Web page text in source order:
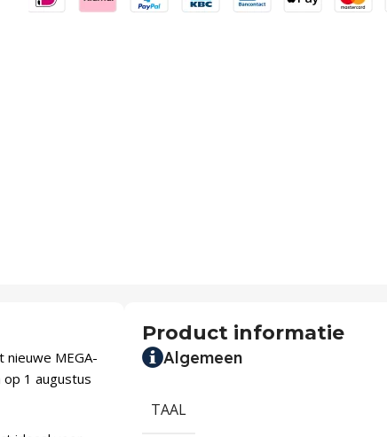
MEGA-
1 augustus
Product informatie
Algemeen
TAAL